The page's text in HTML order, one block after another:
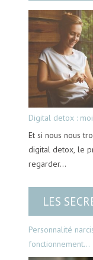
Digital detox :
Et si nous nous
digital detox, le
regarder…
LES
Personnalité
fonctionnement…